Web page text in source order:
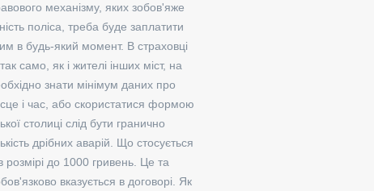
механізму, яких зобов'яже
поліса, треба буде заплатити
в будь-який момент. В страховці
само, як і жителі інших міст, на
знати мінімум даних про
і час, або скористатися формою
столиці слід бути гранично
дрібних аварій. Що стосується
до 1000 гривень. Це та
вказується в договорі. Як